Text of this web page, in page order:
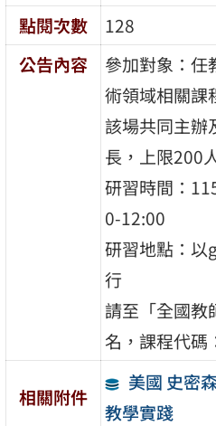
點閱次數
128
公告內容
參加對象：任
術領域相關課
該場共同主辦
長，上限200
研習時間：
0-12:00
研習地點：
行
請至「全國教
名，課程代碼
相關附件
美國 史密
教學實踐